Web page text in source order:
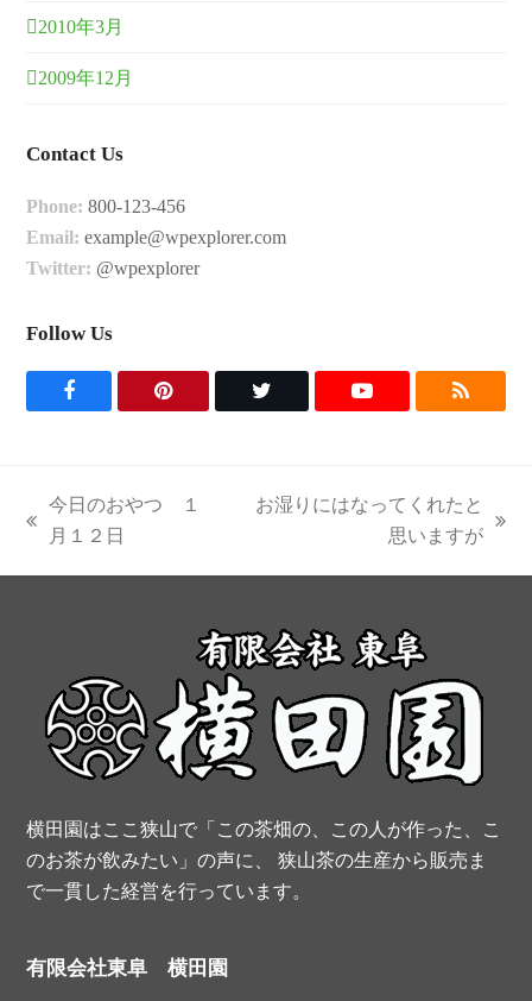
2010年3月
2009年12月
Contact Us
Phone: 800-123-456
Email: example@wpexplorer.com
Twitter: @wpexplorer
Follow Us
F
c
e
b
k
P
e
t
T
i
t
r
Y
u
e
R
previous
今日のおやつ １
月１２日
お湿りにはなってくれたと
思いますが
横田園はここ狭山で「この茶畑の、この人が作った、こ
のお茶が飲みたい」の声に、 狭山茶の生産から販売ま
で一貫した経営を行っています。
有限会社東阜 横田園